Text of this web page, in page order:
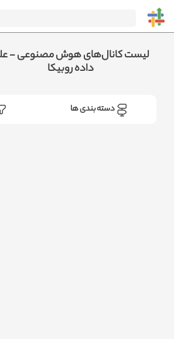
لیست کانال‌های هوش مصنوعی -
داده روبیکا
دسته بندی ها